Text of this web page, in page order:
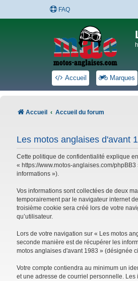
FAQ
Accueil Marques
Accueil Accueil du forum
Les motos anglaises d'avant
Cette politique de confidentialité explique
« https://www.motos-anglaises.com/
informations »).
Vos informations sont collectées de deux
temporairement par le navigateur internet
troisième cookie sera créé lors de votre
qu’utilisateur.
Lors de votre navigation sur « Les motos
seconde manière est de récupérer les
motos anglaises d'avant 1983 » (désignée
Votre compte contiendra au minimum un
et une adresse de courriel personnelle.